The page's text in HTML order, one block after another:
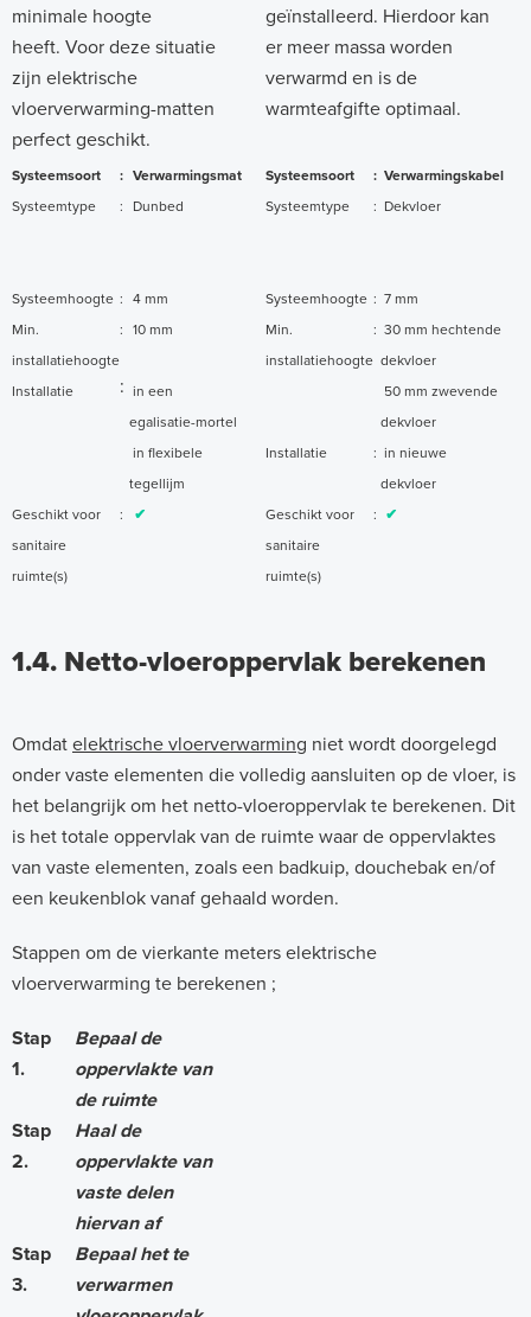
minimale hoogte
heeft. Voor deze situatie
zijn elektrische
vloerverwarming-matten
perfect geschikt.
geïnstalleerd. Hierdoor kan
er meer massa worden
verwarmd en is de
warmteafgifte optimaal.
Systeemsoort
Systeemtype
:
:
Verwarmingsmat
Dunbed
Systeemsoort
Systeemtype
:
:
Verwarmingskabel
Dekvloer
Systeemhoogte : 4 mm Systeemhoogte : 7 mm
Min.
installatiehoogte
: 10 mm
Min.
installatiehoogte
: 30 mm hechtende
dekvloer
Installatie : in een
egalisatie-mortel
50 mm zwevende
dekvloer
in flexibele
tegellijm
Installatie : in nieuwe
dekvloer
Geschikt voor
sanitaire
ruimte(s)
: ✔
Geschikt voor
sanitaire
ruimte(s)
: ✔
1.4. Netto-vloeroppervlak berekenen
Omdat elektrische vloerverwarming niet wordt doorgelegd
onder vaste elementen die volledig aansluiten op de vloer, is
het belangrijk om het netto-vloeroppervlak te berekenen. Dit
is het totale oppervlak van de ruimte waar de oppervlaktes
van vaste elementen, zoals een badkuip, douchebak en/of
een keukenblok vanaf gehaald worden.
Stappen om de vierkante meters elektrische
vloerverwarming te berekenen ;
Stap
1.
Bepaal de
oppervlakte van
de ruimte
Stap
2.
Haal de
oppervlakte van
vaste delen
hiervan af
Stap
3.
Bepaal het te
verwarmen